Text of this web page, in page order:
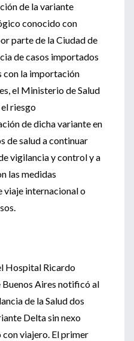
de la variante
conocido con
parte de la Ciudad de
de casos importados
con la importación
el Ministerio de Salud
riesgo
de dicha variante en
de salud a continuar
vigilancia y control y a
las medidas
viaje internacional o
Hospital Ricardo
Aires notificó al
de la Salud dos
Delta sin nexo
viajero. El primer